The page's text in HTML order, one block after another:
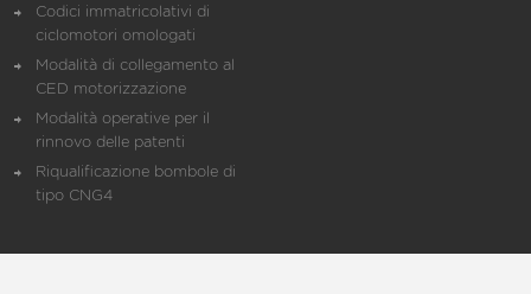
Codici immatricolativi di
ciclomotori omologati
Modalità di collegamento al
CED motorizzazione
Modalità operative per il
rinnovo delle patenti
Riqualificazione bombole di
tipo CNG4